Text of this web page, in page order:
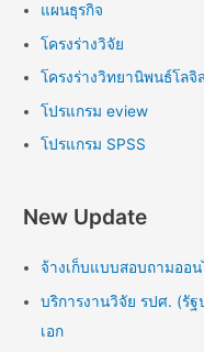
แผนธุรกิจ
โครงร่างวิจัย
โครงร่างวิทยานิพนธ์โลจิ
โปรแกรม eview
โปรแกรม SPSS
New Update
จ้างเก็บแบบสอบถามออ
บริการงานวิจัย รปศ. (รั
เอก